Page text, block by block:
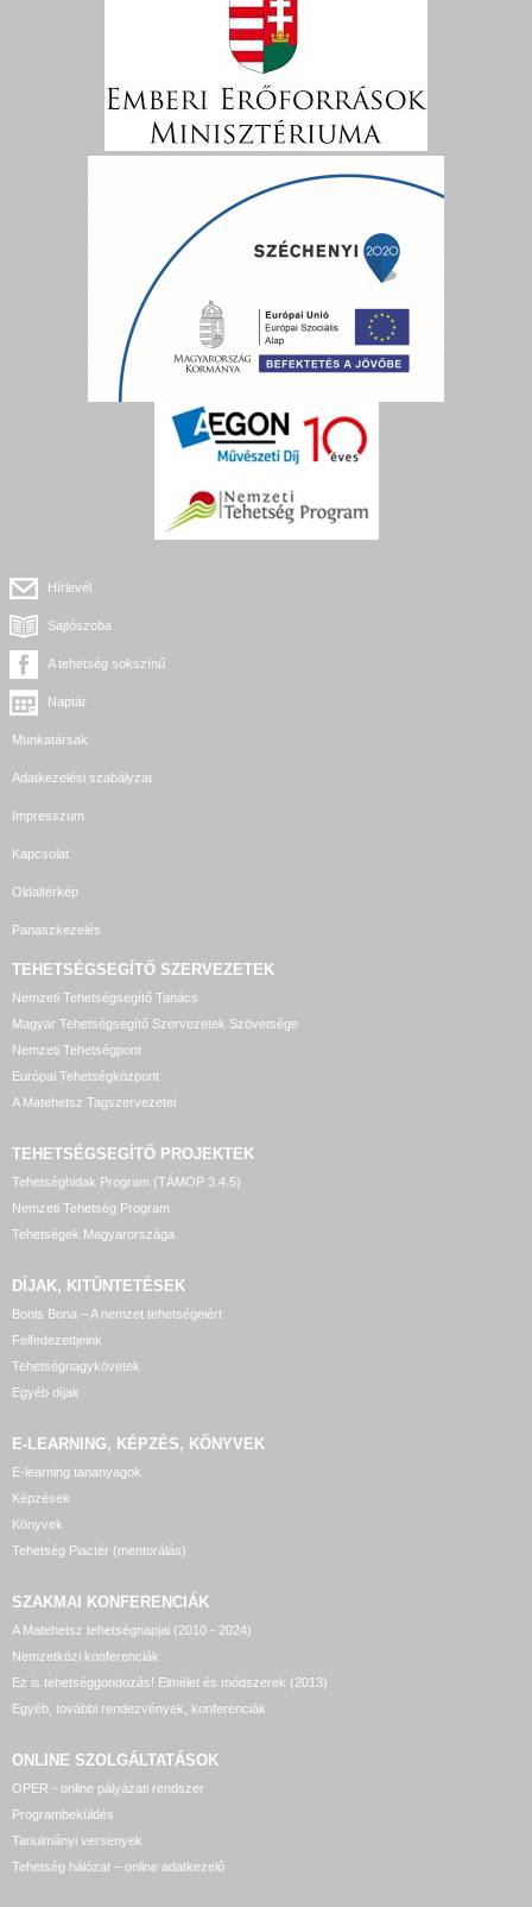
Hírlevél
Sajtószoba
A tehetség sokszínű
Naptár
Munkatársak
Adatkezelési szabályzat
Impresszum
Kapcsolat
Oldaltérkép
Panaszkezelés
TEHETSÉGSEGÍTŐ SZERVEZETEK
Nemzeti Tehetségsegítő Tanács
Magyar Tehetségsegítő Szervezetek Szövetsége
Nemzeti Tehetségpont
Európai Tehetségközpont
A Matehetsz Tagszervezetei
TEHETSÉGSEGÍTŐ PROJEKTEK
Tehetséghidak Program (TÁMOP 3.4.5)
Nemzeti Tehetség Program
Tehetségek Magyarországa
DÍJAK, KITÜNTETÉSEK
Bonis Bona – A nemzet tehetségeiért
Felfedezettjeink
Tehetségnagykövetek
Egyéb díjak
E-LEARNING, KÉPZÉS, KÖNYVEK
E-learning tananyagok
Képzések
Könyvek
Tehetség Piactér (mentorálás)
SZAKMAI KONFERENCIÁK
A Matehetsz tehetségnapjai (2010 - 2024)
Nemzetközi konferenciák
Ez is tehetséggondozás! Elmélet és módszerek (2013)
Egyéb, további rendezvények, konferenciák
ONLINE SZOLGÁLTATÁSOK
OPER - online pályázati rendszer
Programbeküldés
Tanulmányi versenyek
Tehetség hálózat – online adatkezelő